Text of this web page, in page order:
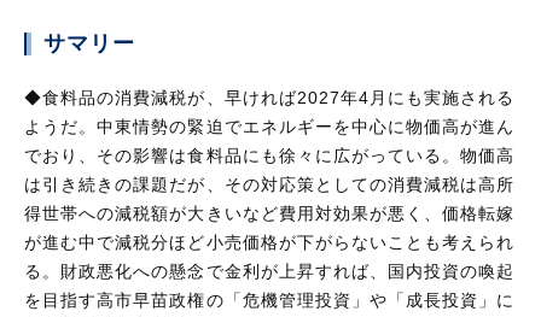
サマリー
◆食料品の消費減税が、早ければ2027年4月にも実施される
ようだ。中東情勢の緊迫でエネルギーを中心に物価高が進ん
でおり、その影響は食料品にも徐々に広がっている。物価高
は引き続きの課題だが、その対応策としての消費減税は高所
得世帯への減税額が大きいなど費用対効果が悪く、価格転嫁
が進む中で減税分ほど小売価格が下がらないことも考えられ
る。財政悪化への懸念で金利が上昇すれば、国内投資の喚起
を目指す高市早苗政権の「危機管理投資」や「成長投資」に